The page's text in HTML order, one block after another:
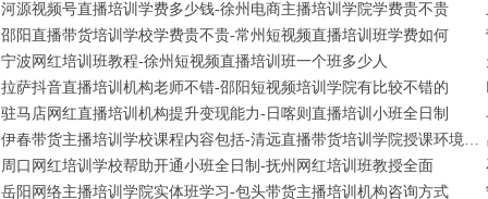
河源视频号直播培训学费多少钱-徐州电商主播培训学院学费贵不贵
邵阳直播带货培训学校学费贵不贵-常州短视频直播培训班学费如何
宁波网红培训班教程-徐州短视频直播培训班一个班多少人
拉萨抖音直播培训机构老师不错-邵阳短视频培训学院有比较不错的
驻马店网红直播培训机构提升变现能力-日喀则直播培训小班全日制
伊春带货主播培训学校课程内容包括-清远直播带货培训学院授课环境不错
周口网红培训学校帮助开通小班全日制-抚州网红培训班教授全面
岳阳网络主播培训学院实体班学习-包头带货主播培训机构咨询方式